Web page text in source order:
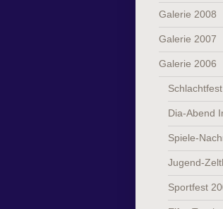
Galerie 2008
Galerie 2007
Galerie 2006
Dia-Abend
Spiele-
Jugend-
Sportfest